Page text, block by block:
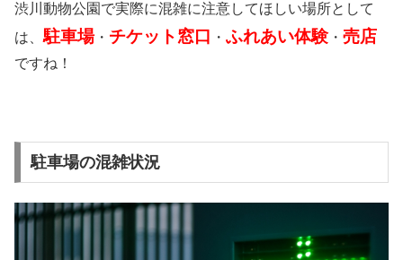
渋川動物公園で実際に混雑に注意してほしい場所として
は、駐車場・ チケット窓口 ・ ふれあい体験・ 売店
ですね！
駐車場の混雑状況